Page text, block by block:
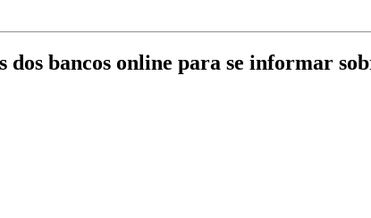
dos bancos online para se informar